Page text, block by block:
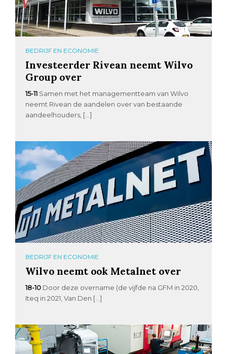
BEDRIJF EN ECONOMIE
Investeerder Rivean neemt Wilvo
Group over
15-11 Samen met het managementteam van Wilvo
neemt Rivean de aandelen over van bestaande
aandeelhouders, […]
BEDRIJF EN ECONOMIE
Wilvo neemt ook Metalnet over
18-10 Door deze overname (de vijfde na GFM in 2020,
Iteq in 2021, Van Den […]